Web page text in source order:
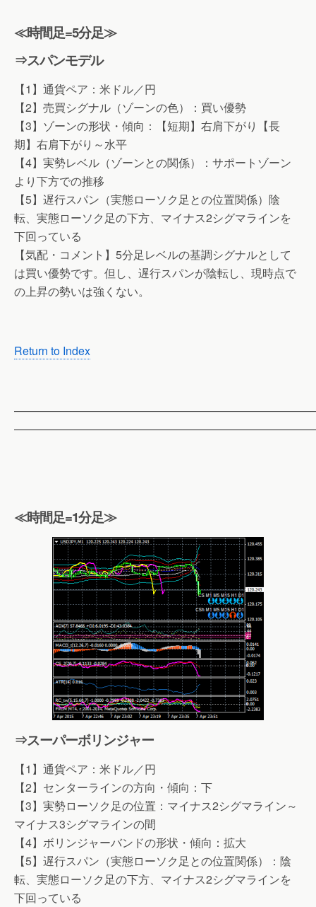
≪時間足=5分足≫
⇒スパンモデル
【1】通貨ペア：米ドル／円
【2】売買シグナル（ゾーンの色）：買い優勢
【3】ゾーンの形状・傾向：【短期】右肩下がり【長
期】右肩下がり～水平
【4】実勢レベル（ゾーンとの関係）：サポートゾーン
より下方での推移
【5】遅行スパン（実態ローソク足との位置関係）陰
転、実態ローソク足の下方、マイナス2シグマラインを
下回っている
【気配・コメント】5分足レベルの基調シグナルとして
は買い優勢です。但し、遅行スパンが陰転し、現時点で
の上昇の勢いは強くない。
Return to Index
≪時間足=1分足≫
⇒スーパーボリンジャー
【1】通貨ペア：米ドル／円
【2】センターラインの方向・傾向：下
【3】実勢ローソク足の位置：マイナス2シグマライン～
マイナス3シグマラインの間
【4】ボリンジャーバンドの形状・傾向：拡大
【5】遅行スパン（実態ローソク足との位置関係）：陰
転、実態ローソク足の下方、マイナス2シグマラインを
下回っている